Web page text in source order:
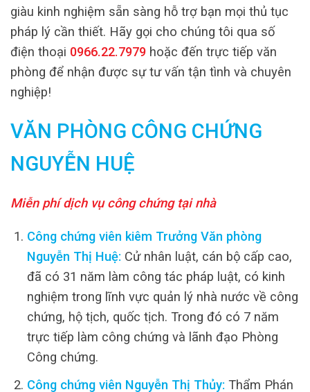
giàu kinh nghiệm sẵn sàng hỗ trợ bạn mọi thủ tục
pháp lý cần thiết. Hãy gọi cho chúng tôi qua số
điện thoại 0966.22.7979 hoặc đến trực tiếp văn
phòng để nhận được sự tư vấn tận tình và chuyên
nghiệp!
VĂN PHÒNG CÔNG CHỨNG
NGUYỄN HUỆ
Miễn phí dịch vụ công chứng tại nhà
Công chứng viên kiêm Trưởng Văn phòng
Nguyễn Thị Huệ: Cử nhân luật, cán bộ cấp cao,
đã có 31 năm làm công tác pháp luật, có kinh
nghiệm trong lĩnh vực quản lý nhà nước về công
chứng, hộ tịch, quốc tịch. Trong đó có 7 năm
trực tiếp làm công chứng và lãnh đạo Phòng
Công chứng.
Công chứng viên Nguyễn Thị Thủy: Thẩm Phán